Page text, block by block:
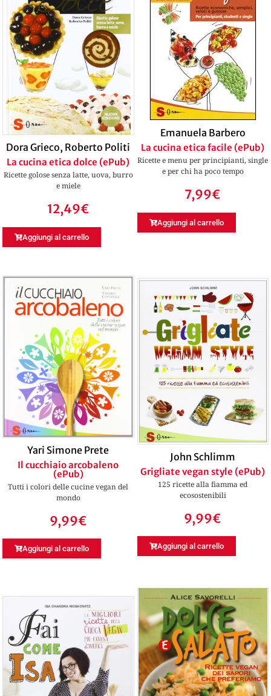
Dora Grieco, Roberto Politi
La cucina etica dolce (ePub)
Ricette golose senza latte, uova, burro
e miele
12,49€
Aggiungi al carrello
Emanuela Barbero
La cucina etica facile (ePub)
Ricette e menu per principianti, single
e per chi ha poco tempo
7,99€
Aggiungi al carrello
Yari Simone Prete
Il cucchiaio arcobaleno
(ePub)
Tutti i colori delle cucine vegan del
mondo
9,99€
Aggiungi al carrello
John Schlimm
Grigliate vegan style (ePub)
125 ricette alla fiamma ed
ecosostenibili
9,99€
Aggiungi al carrello